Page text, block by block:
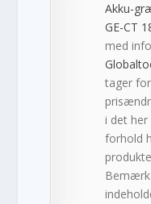
Akku-
GE-CT
med
tager
i det
forhold
Bemærk